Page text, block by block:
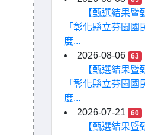
【甄選結果暨
「彰化縣立芬園國
度...
2026-08-06
63
【甄選結果暨
「彰化縣立芬園國
度...
2026-07-21
60
【甄選結果暨